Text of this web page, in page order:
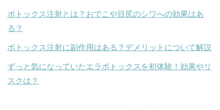
ボトックス注射とは？おでこや目尻のシワへの効果はあ
る？
ボトックス注射に副作用はある？デメリットについて解説
ずっと気になっていたエラボトックスを初体験！効果やリ
スクは？